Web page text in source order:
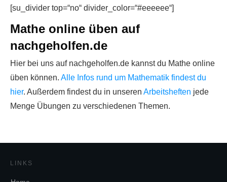
[su_divider top=“no“ divider_color=“#eeeeee“]
Mathe online üben auf
nachgeholfen.de
Hier bei uns auf nachgeholfen.de kannst du Mathe online
üben können. Alle Infos rund um Mathematik findest du
hier. Außerdem findest du in unseren Arbeitsheften jede
Menge Übungen zu verschiedenen Themen.
LINKS